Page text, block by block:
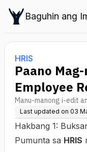
Baguhin ang
HRIS
Paano
Employee
Manu-manong i-edit
Last updated on 03
Hakbang 1:
Pumunta sa HRIS